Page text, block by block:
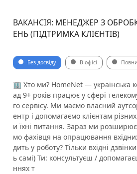
ВАКАНСІЯ: МЕНЕДЖЕР З
ЕНЬ (ПІДТРИМКА КЛІЄНТІВ)
Без досвіду В офісі
🏢 Хто ми? HomeNet — українська
ад 9+ років працює у сфері
го сервісу. Ми маємо власний
ентр і допомагаємо клієнтам
и їхні питання. Зараз ми
мо фахівця на опрацювання
дить у роботу? Тільки вхідні
ь самі) Ти: консультуєш /
ннях т